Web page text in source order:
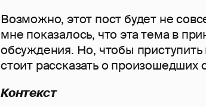
Возможно, этот пост будет не
мне показалось, что эта тема в
обсуждения. Но, чтобы
стоит рассказать о произошедших
Контекст